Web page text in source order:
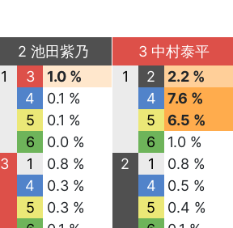
2 池田紫乃
1
3
1.0 %
4
0.1 %
5
0.1 %
6
0.0 %
3
1
0.8 %
4
0.3 %
5
0.3 %
3 中村泰平
1
2
2.2 %
4
7.6 %
5
6.5 %
6
1.0 %
2
1
0.8 %
4
0.5 %
5
0.4 %